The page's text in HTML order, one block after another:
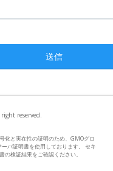
reserved.
化と実在性の証明のため、GMOグロ
バ証明書を使用しております。 セキ
の検証結果をご確認ください。